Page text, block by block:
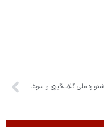
ششمین جشنواره ملی گلاب‌گیری و سوغات اقوام ایرانی در کرج افتتاح شد